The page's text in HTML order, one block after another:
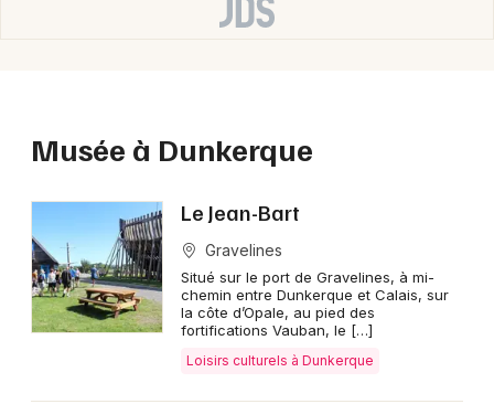
Musée à Dunkerque
Le Jean-Bart
Gravelines
Situé sur le port de Gravelines, à mi-
chemin entre Dunkerque et Calais, sur
la côte d’Opale, au pied des
fortifications Vauban, le […]
Loisirs culturels à Dunkerque